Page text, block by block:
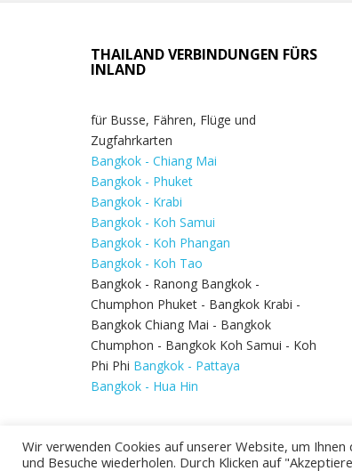
THAILAND VERBINDUNGEN FÜRS
INLAND
für Busse, Fähren, Flüge und
Zugfahrkarten
Bangkok - Chiang Mai
Bangkok - Phuket
Bangkok - Krabi
Bangkok - Koh Samui
Bangkok - Koh Phangan
Bangkok - Koh Tao
Bangkok - Ranong Bangkok -
Chumphon Phuket - Bangkok Krabi -
Bangkok Chiang Mai - Bangkok
Chumphon - Bangkok Koh Samui - Koh
Phi Phi Bangkok - Pattaya
Bangkok - Hua Hin
Wir verwenden Cookies auf unserer Website, um
und Besuche wiederholen. Durch Klicken auf